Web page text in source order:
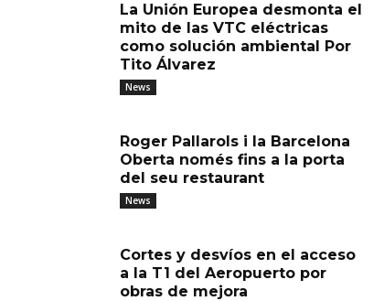
La Unión Europea desmonta el
mito de las VTC eléctricas
como solución ambiental Por
Tito Álvarez
News
Roger Pallarols i la Barcelona
Oberta només fins a la porta
del seu restaurant
News
Cortes y desvíos en el acceso
a la T1 del Aeropuerto por
obras de mejora